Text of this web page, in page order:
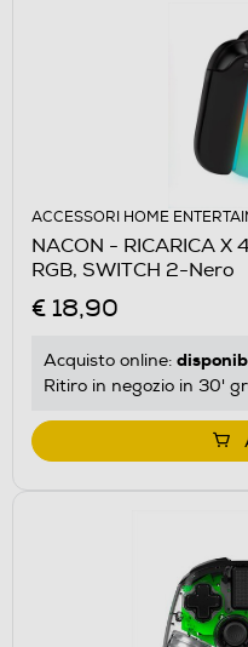
ACCESSORI HOME
NACON - RICARICA X
RGB, SWITCH 2-Nero
€ 18,90
Acquisto online:
Ritiro in negozio in 30'